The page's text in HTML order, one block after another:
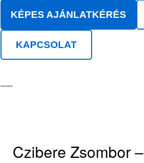
KÉPES AJÁNLATKÉRÉS
KAPCSOLAT
Czibere Zsombor